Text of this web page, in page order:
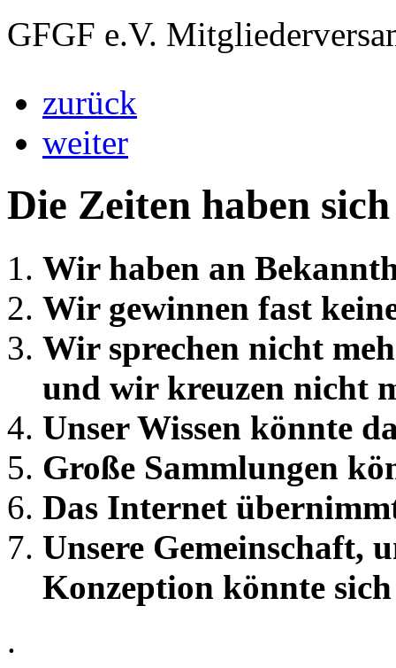
GFGF e.V.
zurück
weiter
Die Zeiten haben
Wir haben an
Wir gewinnen fast
Wir sprechen nicht
und wir kreuzen nicht
Unser Wissen könnte
Große Sammlungen
Das Internet
Unsere Gemeinschaft,
Konzeption könnte
.